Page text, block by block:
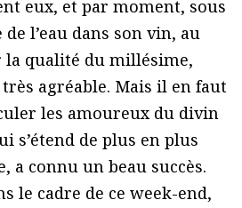
eux, et par moment, sous
l’eau dans son vin, au
la qualité du millésime,
agréable. Mais il en faut
les amoureux du divin
s’étend de plus en plus
a connu un beau succès.
le cadre de ce week-end,